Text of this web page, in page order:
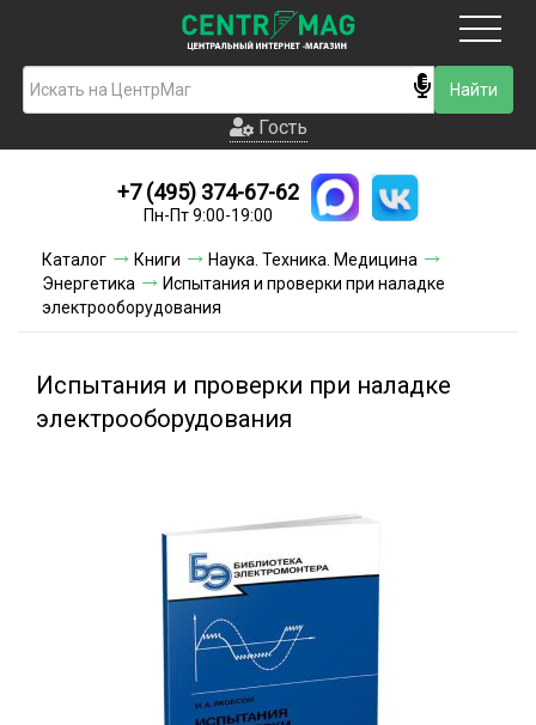
Гость
Новинки
Условия доставки
Условия оплаты
Гость
+7 (495) 374-67-62
Пн-Пт 9:00-19:00
Каталог Книги
Наука. Техника. Медицина
Энергетика
Испытания и проверки при наладке
электрооборудования
Испытания и проверки при наладке
электрооборудования